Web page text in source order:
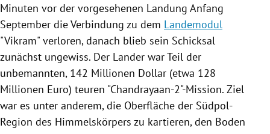
Minuten vor der vorgesehenen Landung Anfang
September die Verbindung zu dem Landemodul
"Vikram" verloren, danach blieb sein Schicksal
zunächst ungewiss. Der Lander war Teil der
unbemannten, 142 Millionen Dollar (etwa 128
Millionen Euro) teuren "Chandrayaan-2"-Mission. Ziel
war es unter anderem, die Oberfläche der Südpol-
Region des Himmelskörpers zu kartieren, den Boden